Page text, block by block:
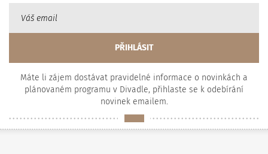
Máte li zájem dostávat pravidelné informace o novinkách a
plánovaném programu v Divadle, přihlaste se k odebírání
novinek emailem.